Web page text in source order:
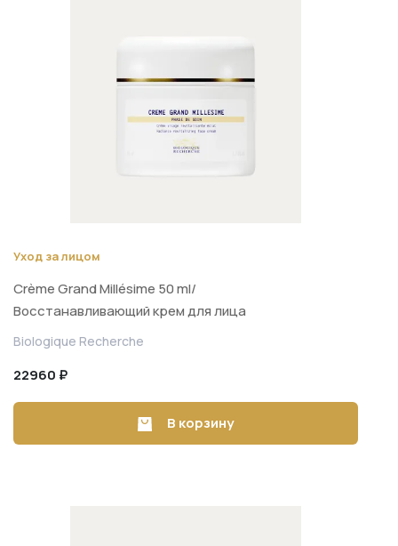
Уход за лицом
Crème Grand Millésime 50 ml/
Восстанавливающий крем для лица
придающий сияние 50 ml
Biologique Recherche
22960 ₽
В корзину